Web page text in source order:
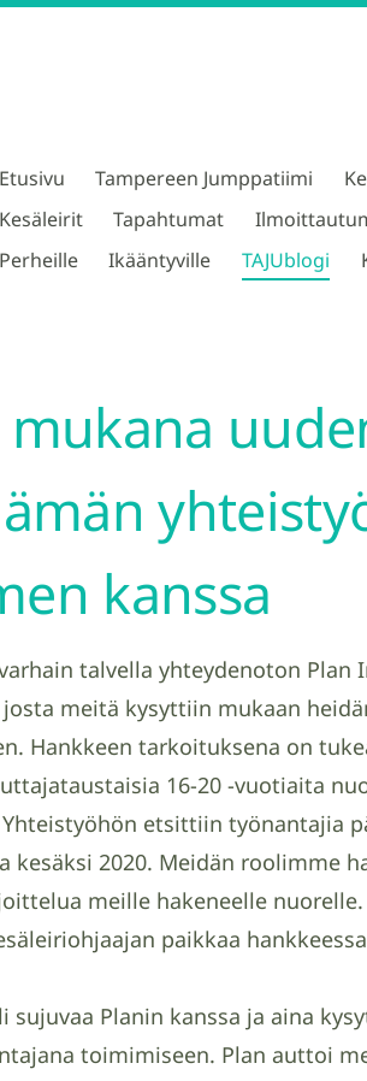
Etusivu Tampereen Jumppatiimi
Kesäleirit
Tapahtumat
Perheille
Ikääntyville TAJUblogi
mukana
kanssa
talvella yhteydenoton Plan
meitä kysyttiin mukaan
Hankkeen tarkoituksena on
16-20 -vuotiaita
etsittiin työnantajia
kesäksi 2020. Meidän roolimme
meille hakeneelle
paikkaa
sujuvaa Planin kanssa ja aina
toimimiseen. Plan auttoi